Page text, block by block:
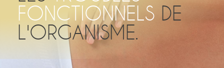
FONCTIONNELS DE
L'ORGANISME.